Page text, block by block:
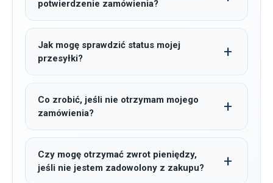
potwierdzenie zamówienia?
Jak mogę sprawdzić status mojej
przesyłki?
Co zrobić, jeśli nie otrzymam mojego
zamówienia?
Czy mogę otrzymać zwrot pieniędzy,
jeśli nie jestem zadowolony z zakupu?